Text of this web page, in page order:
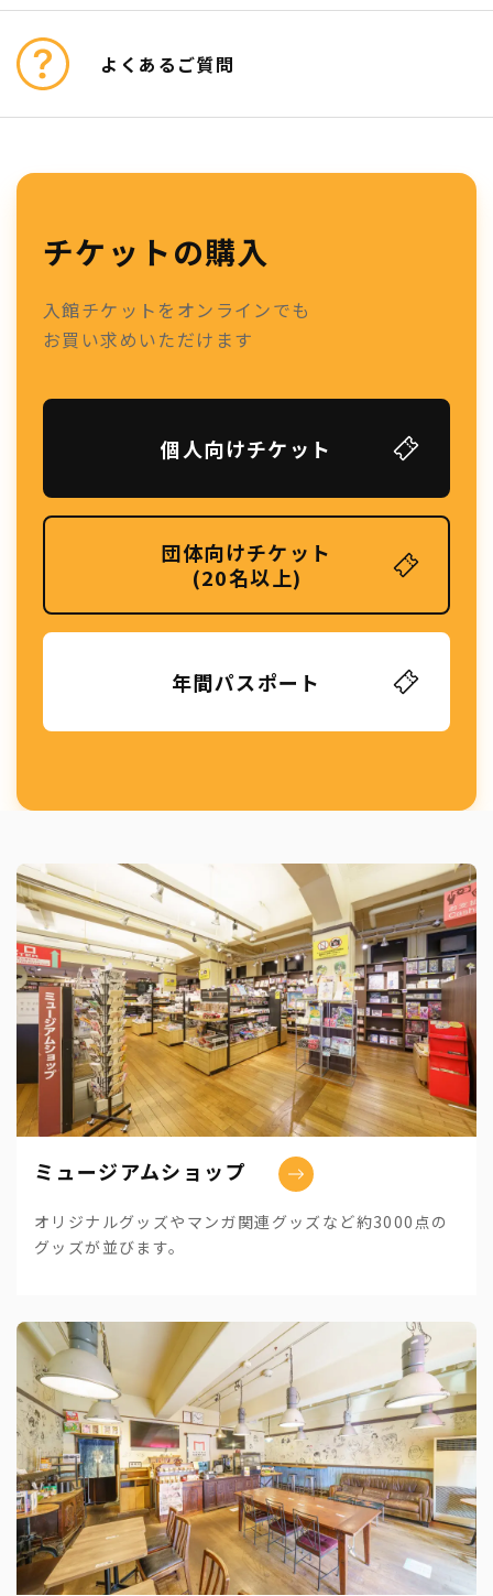
よくあるご質問
チケットの購入
入館チケットをオンラインでも
お買い求めいただけます
個人向けチケット
団体向けチケット
(20名以上)
年間パスポート
ミュージアムショップ
オリジナルグッズやマンガ関連グッズなど約3000点の
グッズが並びます。